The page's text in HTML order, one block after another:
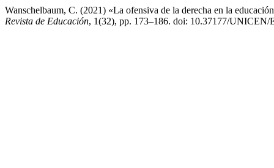
Wanschelbaum, C. (2021) «La ofensiva de la derecha en la
Revista de Educación, 1(32), pp. 173–186. doi: 10.37177/UNICEN/